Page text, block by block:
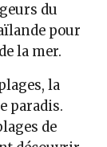
du
pour
la mer.
la
paradis.
de